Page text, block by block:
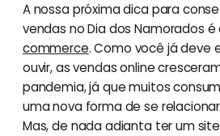
A nossa próxima dica para
vendas no Dia dos Namorados
commerce. Como você já deve
ouvir, as vendas online
pandemia, já que muitos
uma nova forma de se
Mas, de nada adianta ter um